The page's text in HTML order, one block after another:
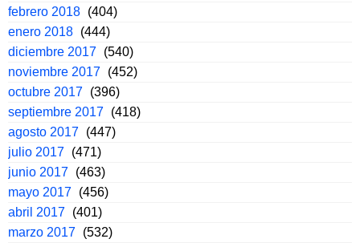
febrero 2018 (404)
enero 2018 (444)
diciembre 2017 (540)
noviembre 2017 (452)
octubre 2017 (396)
septiembre 2017 (418)
agosto 2017 (447)
julio 2017 (471)
junio 2017 (463)
mayo 2017 (456)
abril 2017 (401)
marzo 2017 (532)